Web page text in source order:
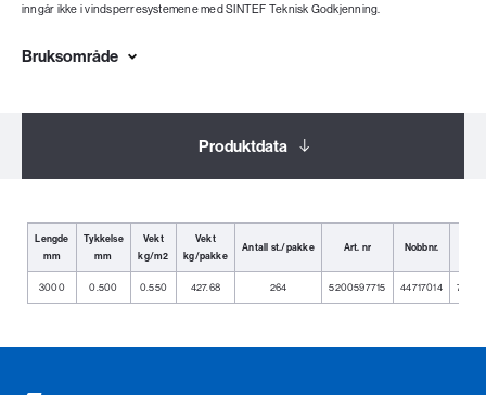
inngår ikke i vindsperresystemene med SINTEF Teknisk Godkjenning.
Bruksområde
Produktdata
Lengde
mm
Tykkelse
mm
Vekt
kg/m2
Vekt
kg/pakke
Antall st./pakke Art. nr Nobbnr.
3000 0.500 0.550 427.68 264 5200597715 44717014